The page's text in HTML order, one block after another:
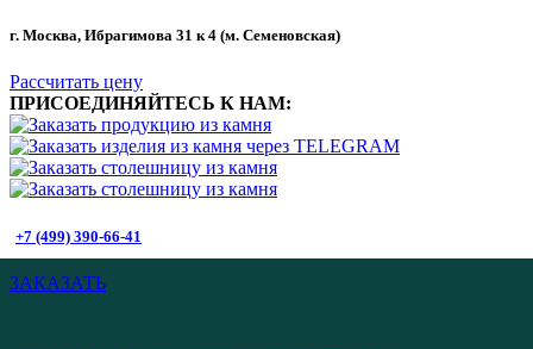
г. Москва, Ибрагимова 31 к 4 (м. Семеновская)
Рассчитать цену
ПРИСОЕДИНЯЙТЕСЬ К НАМ:
+7 (499) 390-66-41
ЗАКАЗАТЬ